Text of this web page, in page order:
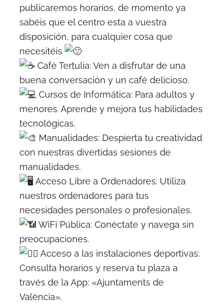
publicaremos horarios, de momento ya
sabéis que el centro esta a vuestra
disposición, para cualquier cosa que
necesitéis
Café Tertulia: Ven a disfrutar de una
buena conversación y un café delicioso.
Cursos de Informática: Para adultos y
menores. Aprende y mejora tus habilidades
tecnológicas.
Manualidades: Despierta tu creatividad
con nuestras divertidas sesiones de
manualidades.
Acceso Libre a Ordenadores: Utiliza
nuestros ordenadores para tus
necesidades personales o profesionales.
WiFi Pública: Conéctate y navega sin
preocupaciones.
Acceso a las instalaciones deportivas:
Consulta horarios y reserva tu plaza a
través de la App: «Ajuntaments de
València».